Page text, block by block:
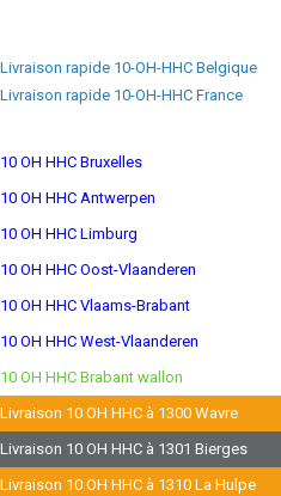
Livraison rapide 10-OH-HHC Belgique
Livraison rapide 10-OH-HHC France
10 OH HHC Bruxelles
10 OH HHC Antwerpen
10 OH HHC Limburg
10 OH HHC Oost-Vlaanderen
10 OH HHC Vlaams-Brabant
10 OH HHC West-Vlaanderen
10 OH HHC Brabant wallon
Livraison 10 OH HHC à 1300 Wavre
Livraison 10 OH HHC à 1301 Bierges
Livraison 10 OH HHC à 1310 La Hulpe